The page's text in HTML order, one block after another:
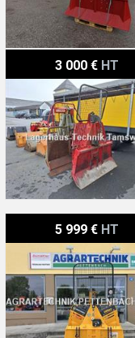
3 000 € HT
Königswieser 6 to
5 999 € HT
Uniforest 60 H pro